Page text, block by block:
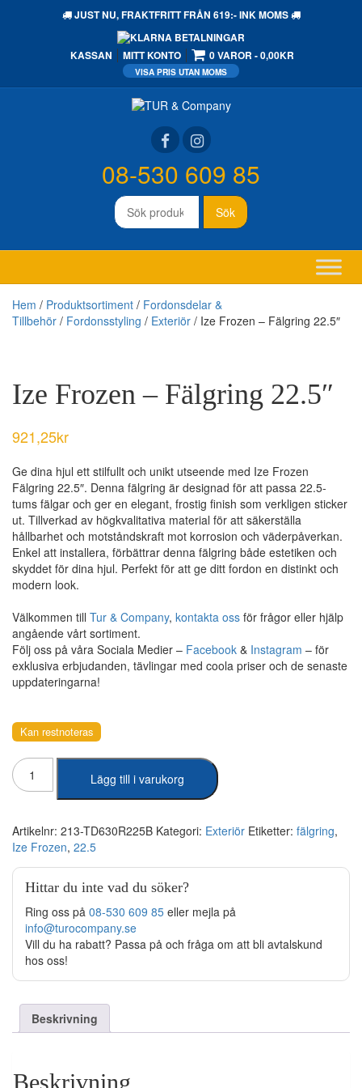
JUST NU,FRAKTFRITTFRÅN 619:- INK MOMS
KASSAN MITT KONTO 0 VAROR 0,00KR
Sök
efter:
Sök
08-530 609 85
Hem / Produktsortiment / Fordonsdelar &
Tillbehör / Fordonsstyling / Exteriör / Ize Frozen – Fälgring 22.5″
Ize Frozen – Fälgring 22.5″
921,25kr
Ge dina hjul ett stilfullt och unikt utseende med Ize Frozen
Fälgring 22.5″. Denna fälgring är designad för att passa 22.5-
tums fälgar och ger en elegant, frostig finish som verkligen sticker
ut. Tillverkad av högkvalitativa material för att säkerställa
hållbarhet och motståndskraft mot korrosion och väderpåverkan.
Enkel att installera, förbättrar denna fälgring både estetiken och
skyddet för dina hjul. Perfekt för att ge ditt fordon en distinkt och
modern look.
Välkommen till Tur & Company, kontakta oss för frågor eller hjälp
angående vårt sortiment.
Följ oss på våra Sociala Medier – Facebook & Instagram – för
exklusiva erbjudanden, tävlingar med coola priser och de senaste
uppdateringarna!
Kan restnoteras
Ize
Frozen
22.5″
mängd
Lägg till i varukorg
Artikelnr: 213-TD630R225B Kategori: Exteriör Etiketter: fälgring,
Ize Frozen, 22.5
Hittar du inte vad du söker?
Ring oss på 08-530 609 85 eller mejla på
info@turocompany.se
Vill du ha rabatt? Passa på och fråga om att bli avtalskund
hos oss!
Beskrivning
Beskrivning